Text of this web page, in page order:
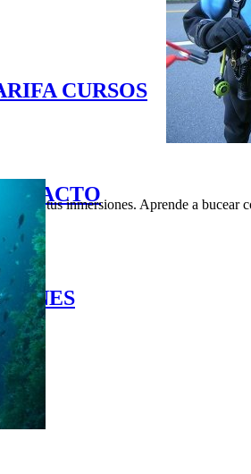
CURSOS
en tus inmersiones. Aprende a bucear